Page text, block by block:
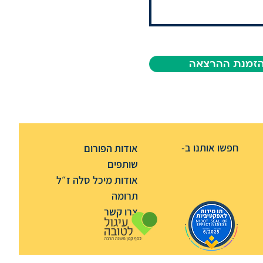
ההרצאה
אודות הפורום
שותפים
אודות מיכל סלה ז״ל
תרומה
צרו קשר
חפשו אותנו ב-